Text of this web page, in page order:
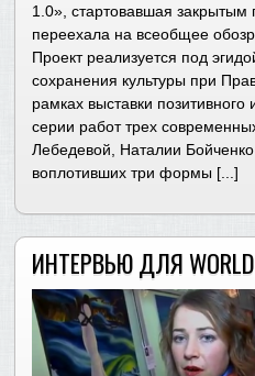
1.0», стартовавшая закрытым
переехала на всеобщее
Проект реализуется под
сохранения культуры при
рамках выставки позитивного
серии работ трех
Лебедевой, Наталии
воплотивших три формы [...]
ИНТЕРВЬЮ ДЛЯ WORLD